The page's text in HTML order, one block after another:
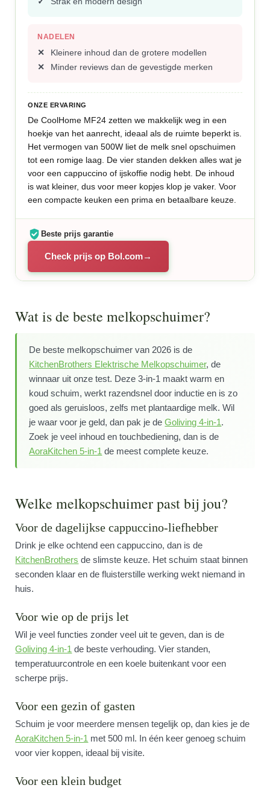
NADELEN
Kleinere inhoud dan de grotere modellen
Minder reviews dan de gevestigde merken
ONZE ERVARING
De CoolHome MF24 zetten we makkelijk weg in een
hoekje van het aanrecht, ideaal als de ruimte beperkt is.
Het vermogen van 500W liet de melk snel opschuimen
tot een romige laag. De vier standen dekken alles wat je
voor een cappuccino of ijskoffie nodig hebt. De inhoud
is wat kleiner, dus voor meer kopjes klop je vaker. Voor
een compacte keuken een prima en betaalbare keuze.
Beste prijs garantie
Check prijs op Bol.com
Wat is de beste melkopschuimer?
De beste melkopschuimer van 2026 is de
KitchenBrothers Elektrische Melkopschuimer, de
winnaar uit onze test. Deze 3-in-1 maakt warm en
koud schuim, werkt razendsnel door inductie en is zo
goed als geruisloos, zelfs met plantaardige melk. Wil
je waar voor je geld, dan pak je deGoliving 4-in-1.
Zoek je veel inhoud en touchbediening, dan is de
AoraKitchen 5-in-1 de meest complete keuze.
Welke melkopschuimer past bij jou?
Voor de dagelijkse cappuccino-liefhebber
Drink je elke ochtend een cappuccino, dan is de
KitchenBrothers de slimste keuze. Het schuim staat binnen
seconden klaar en de fluisterstille werking wekt niemand in
huis.
Voor wie op de prijs let
Wil je veel functies zonder veel uit te geven, dan is de
Goliving 4-in-1 de beste verhouding. Vier standen,
temperatuurcontrole en een koele buitenkant voor een
scherpe prijs.
Voor een gezin of gasten
Schuim je voor meerdere mensen tegelijk op, dan kies je de
AoraKitchen 5-in-1 met 500 ml. In één keer genoeg schuim
voor vier koppen, ideaal bij visite.
Voor een klein budget